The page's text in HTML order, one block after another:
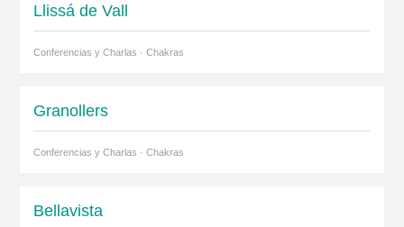
Llissá de Vall
Conferencias y Charlas · Chakras
Granollers
Conferencias y Charlas · Chakras
Bellavista